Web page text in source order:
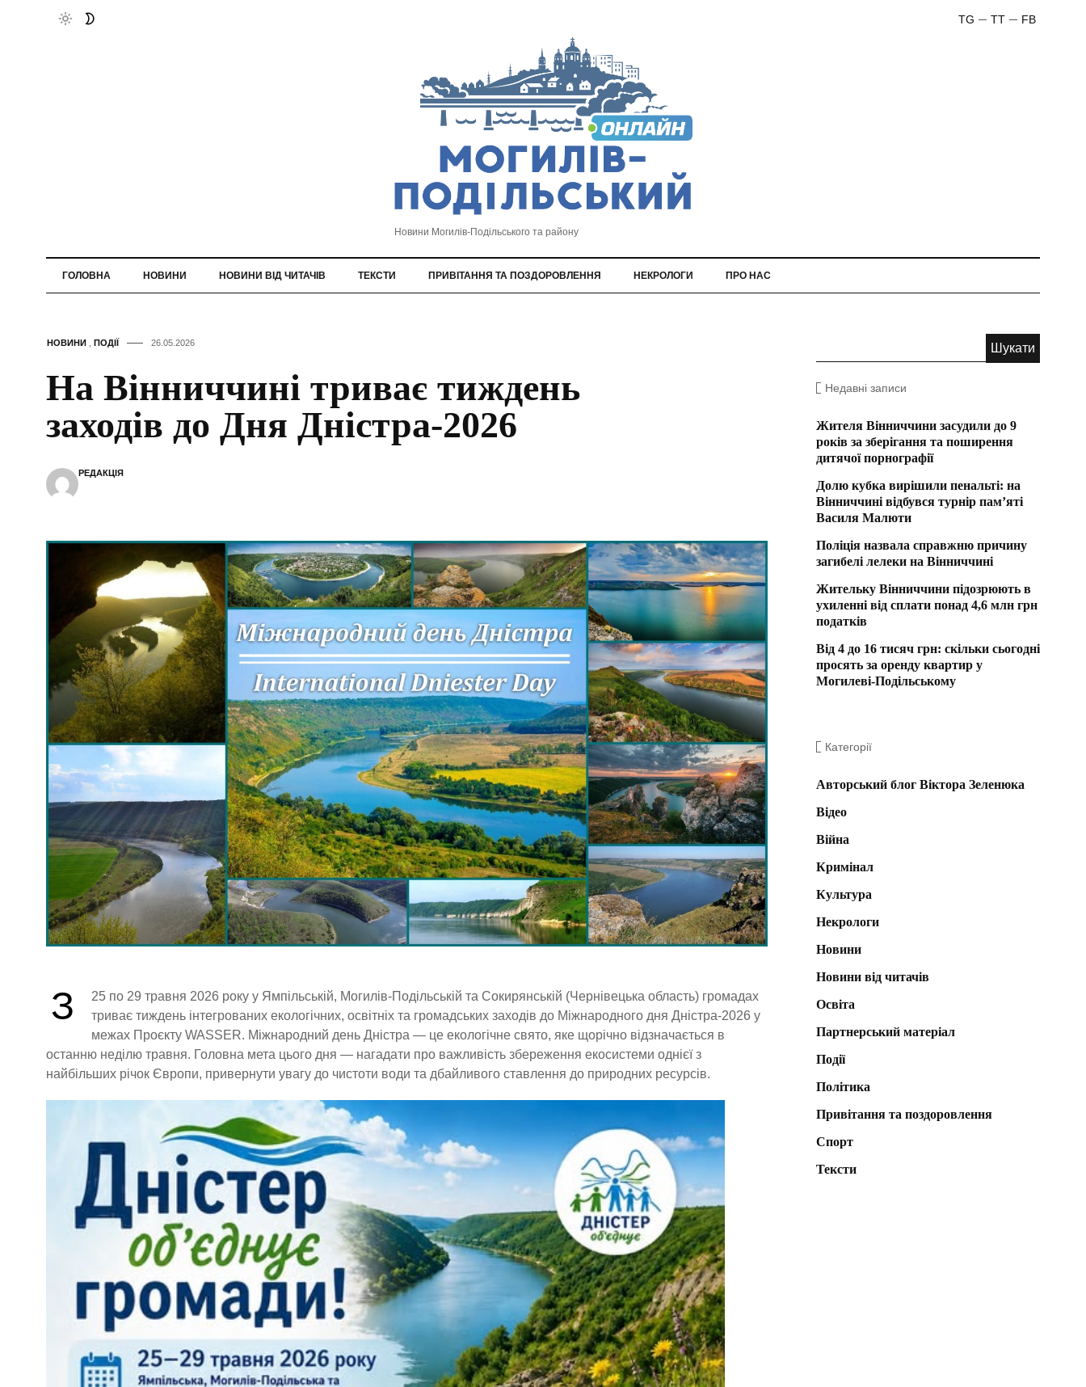
FB
TT
TG
Новини Могилів-Подільського та району
ГОЛОВНА НОВИНИ НОВИНИ ВІД ЧИТАЧІВ ТЕКСТИ ПРИВІТАННЯ ТА ПОЗДОРОВЛЕННЯ НЕКРОЛОГИ ПРО НАС
НОВИНИ ПОДІЇ 26.05.2026
На Вінниччині триває тиждень
заходів до Дня Дністра-2026
РЕДАКЦІЯ
З
25 по 29 травня 2026 року у Ямпільській, Могилів-Подільській та Сокирянській (Чернівецька область) громадах
триває тиждень інтегрованих екологічних, освітніх та громадських заходів до Міжнародного дня Дністра-2026 у
межах Проєкту WASSER. Міжнародний день Дністра — це екологічне свято, яке щорічно відзначається в
останню неділю травня. Головна мета цього дня — нагадати про важливість збереження екосистеми однієї з
найбільших річок Європи, привернути увагу до чистоти води та дбайливого ставлення до природних ресурсів.
Недавні записи
Жителя Вінниччини засудили до 9
років за зберігання та поширення
дитячої порнографії
Долю кубка вирішили пенальті: на
Вінниччині відбувся турнір пам’яті
Василя Малюти
Поліція назвала справжню причину
загибелі лелеки на Вінниччині
Жительку Вінниччини підозрюють в
ухиленні від сплати понад 4,6 млн грн
податків
Від 4 до 16 тисяч грн: скільки сьогодні
просять за оренду квартир у
Могилеві-Подільському
Категорії
Авторський блог Віктора Зеленюка
Відео
Війна
Кримінал
Культура
Некрологи
Новини
Новини від читачів
Освіта
Партнерський матеріал
Події
Політика
Привітання та поздоровлення
Спорт
Тексти